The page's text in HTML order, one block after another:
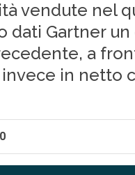
vendute nel
dati Gartner
a
invece in